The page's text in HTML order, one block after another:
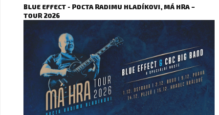
BLUE EFFECT - POCTA RADIMU HLADÍKOVI, MÁ HRA –
TOUR 2026